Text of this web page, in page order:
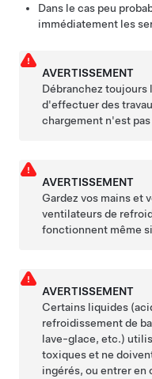
Dans le cas peu
immédiatement les
AVERTISSEMENT
Débranchez toujours
d'effectuer des
chargement n'est
AVERTISSEMENT
Gardez vos mains et
ventilateurs de
fonctionnent même
AVERTISSEMENT
Certains liquides
refroidissement de
lave-glace, etc.)
toxiques et ne
ingérés, ou entrer en